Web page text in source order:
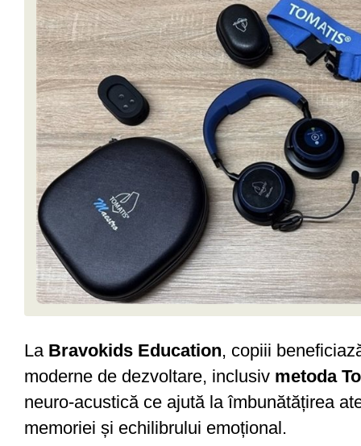
La Bravokids Education, copiii
moderne de dezvoltare, inclusiv metoda
neuro-acustică ce ajută la îmbunătățirea
memoriei și echilibrului emoțional.